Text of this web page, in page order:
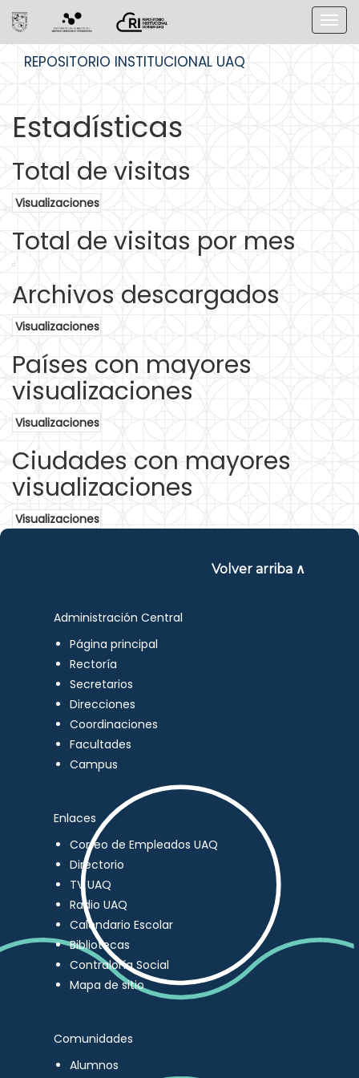
REPOSITORIO INSTITUCIONAL UAQ
Estadísticas
Total de visitas
Visualizaciones
Total de visitas por mes
Archivos descargados
Visualizaciones
Países con mayores
visualizaciones
Visualizaciones
Ciudades con mayores
visualizaciones
Visualizaciones
Volver arriba ∧
Administración Central
Página principal
Rectoría
Secretarios
Direcciones
Coordinaciones
Facultades
Campus
Enlaces
Correo de Empleados UAQ
Directorio
TV UAQ
Radio UAQ
Calendario Escolar
Bibliotecas
Contraloría Social
Mapa de sitio
Comunidades
Alumnos